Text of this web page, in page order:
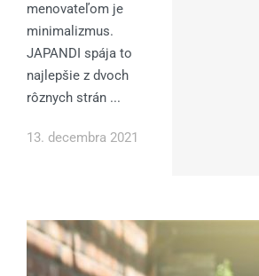
menovateľom je
minimalizmus.
JAPANDI spája to
najlepšie z dvoch
rôznych strán ...
13. decembra 2021